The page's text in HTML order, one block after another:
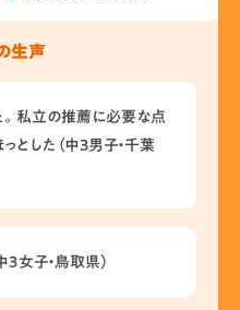
生声
。私立の推薦に必要な点
とした（中3男子・千葉
3女子・鳥取県）